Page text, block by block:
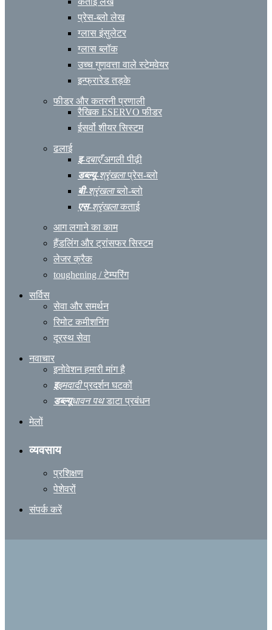
प्रेस-ब्लो लेख
ग्लास इंसुलेटर
ग्लास ब्लॉक
उच्च गुणवत्ता वाले स्टेमवेयर
इन्फ्रारेड तड़के
फीडर और कतरनी प्रणाली
रैखिक ESERVO फीडर
ईसर्वो शीयर सिस्टम
ढलाई
इ-दबाएँअगली पीढ़ी
डब्ल्यू-श्रृंखलाप्रेस-ब्लो
बी-श्रृंखलाब्लो-ब्लो
एस-श्रृंखलाकताई
आग लगाने का काम
हैंडलिंग और ट्रांसफर सिस्टम
लेजर क्रैक
toughening / टेम्परिंग
सर्विस
सेवा और समर्थन
रिमोट कमीशनिंग
दूरस्थ सेवा
नवाचार
इनोवेशन हमारी मांग है
इइमदादीप्रदर्शन घटकों
डब्ल्यूधावन पथडाटा प्रबंधन
मेलों
व्यवसाय
प्रशिक्षण
पेशेवरों
संपर्क करें